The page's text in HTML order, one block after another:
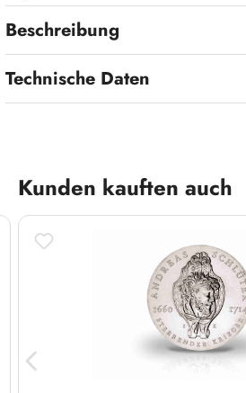
Beschreibung
Technische Daten
Produktgalerie überspringen
Kunden kauften auch